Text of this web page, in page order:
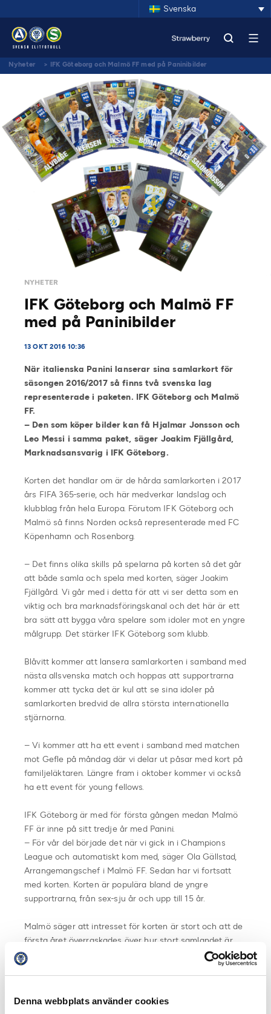
Denna webbplats använder cookies
Svenska
Nyheter > IFK Göteborg och Malmö FF med på Paninibilder
NYHETER
IFK Göteborg och Malmö FF
med på Paninibilder
13 OKT 2016 10:36
När italienska Panini lanserar sina samlarkort för
säsongen 2016/2017 så finns två svenska lag
representerade i paketen. IFK Göteborg och Malmö
FF.
– Den som köper bilder kan få Hjalmar Jonsson och
Leo Messi i samma paket, säger Joakim Fjällgård,
Marknadsansvarig i IFK Göteborg.
Korten det handlar om är de hårda samlarkorten i 2017
års FIFA 365-serie, och här medverkar landslag och
klubblag från hela Europa. Förutom IFK Göteborg och
Malmö så finns Norden också representerade med FC
Köpenhamn och Rosenborg.
– Det finns olika skills på spelarna på korten så det går
att både samla och spela med korten, säger Joakim
Fjällgård. Vi går med i detta för att vi ser detta som en
viktig och bra marknadsföringskanal och det här är ett
bra sätt att bygga våra spelare som idoler mot en yngre
målgrupp. Det stärker IFK Göteborg som klubb.
Blåvitt kommer att lansera samlarkorten i samband med
nästa allsvenska match och hoppas att supportrarna
kommer att tycka det är kul att se sina idoler på
samlarkorten bredvid de allra största internationella
stjärnorna.
– Vi kommer att ha ett event i samband med matchen
mot Gefle på måndag där vi delar ut påsar med kort på
familjeläktaren. Längre fram i oktober kommer vi också
ha ett event för young fellows.
IFK Göteborg är med för första gången medan Malmö
FF är inne på sitt tredje år med Panini.
– För vår del började det när vi gick in i Champions
League och automatiskt kom med, säger Ola Gällstad,
Arrangemangschef i Malmö FF. Sedan har vi fortsatt
med korten. Korten är populära bland de yngre
supportrarna, från sex-sju år och upp till 15 år.
Malmö säger att intresset för korten är stort och att de
första året överraskades över hur stort samlandet är
utomlands.
– Första året gjorde vi en release och när vi kom dit var
Tyskland som åkt dit från Bremen för att få signerade